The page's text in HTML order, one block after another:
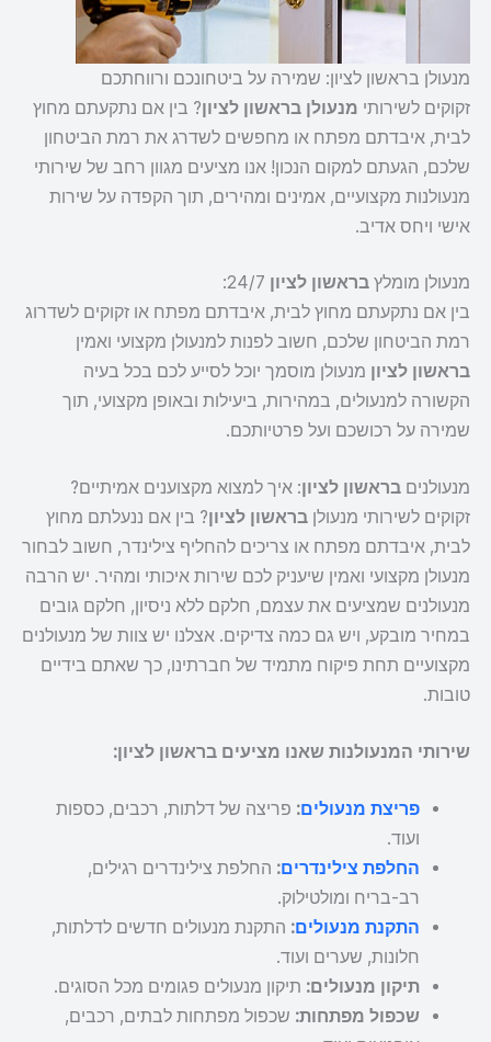
מנעולן בראשון לציון: שמירה על ביטחונכם ורווחתכם
זקוקים לשירותי מנעולן בראשון לציון? בין אם נתקעתם מחוץ
לבית, איבדתם מפתח או מחפשים לשדרג את רמת הביטחון
שלכם, הגעתם למקום הנכון! אנו מציעים מגוון רחב של שירותי
מנעולנות מקצועיים, אמינים ומהירים, תוך הקפדה על שירות
אישי ויחס אדיב.
מנעולן מומלץ בראשון לציון 24/7:
בין אם נתקעתם מחוץ לבית, איבדתם מפתח או זקוקים לשדרוג
רמת הביטחון שלכם, חשוב לפנות למנעולן מקצועי ואמין
בראשון לציון מנעולן מוסמך יוכל לסייע לכם בכל בעיה
הקשורה למנעולים, במהירות, ביעילות ובאופן מקצועי, תוך
שמירה על רכושכם ועל פרטיותכם.
מנעולנים בראשון לציון: איך למצוא מקצוענים אמיתיים?
זקוקים לשירותי מנעולן בראשון לציון? בין אם ננעלתם מחוץ
לבית, איבדתם מפתח או צריכים להחליף צילינדר, חשוב לבחור
מנעולן מקצועי ואמין שיעניק לכם שירות איכותי ומהיר. יש הרבה
מנעולנים שמציעים את עצמם, חלקם ללא ניסיון, חלקם גובים
במחיר מובקע, ויש גם כמה צדיקים. אצלנו יש צוות של מנעולנים
מקצועיים תחת פיקוח מתמיד של חברתינו, כך שאתם בידיים
טובות.
שירותי המנעולנות שאנו מציעים בראשון לציון:
פריצת מנעולים: פריצה של דלתות, רכבים, כספות
ועוד.
החלפת צילינדרים: החלפת צילינדרים רגילים,
רב-בריח ומולטילוק.
התקנת מנעולים: התקנת מנעולים חדשים לדלתות,
חלונות, שערים ועוד.
תיקון מנעולים: תיקון מנעולים פגומים מכל הסוגים.
שכפול מפתחות: שכפול מפתחות לבתים, רכבים,